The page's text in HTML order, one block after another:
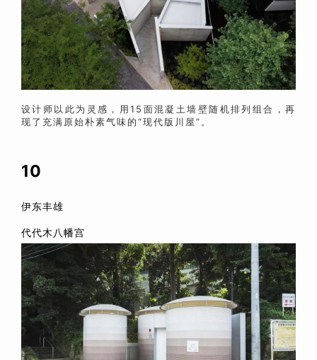
设计师以此为灵感，用15面混凝土墙壁随机排列组合，再
现了充满原始朴素气味的“现代版川屋”。
10
伊东丰雄
代代木八幡宫